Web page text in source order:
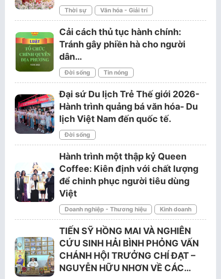
Thời sự Văn hóa - Giải trí
Cải cách thủ tục hành chính:
Tránh gây phiền hà cho người
dân…
Đời sống Tin nóng
Đại sứ Du lịch Trẻ Thế giới 2026-
Hành trình quảng bá văn hóa- Du
lịch Việt Nam đến quốc tế.
Đời sống
Hành trình một thập kỷ Queen
Coffee: Kiên định với chất lượng
để chinh phục người tiêu dùng
Việt
Doanh nghiệp - Thương hiệu Kinh doanh
TIẾN SỸ HỒNG MAI VÀ NGHIÊN
CỨU SINH HẢI BÌNH PHỎNG VẤN
CHÁNH HỘI TRƯỞNG CHÍ ĐẠT –
NGUYỄN HỮU NHƠN VỀ CÁC…